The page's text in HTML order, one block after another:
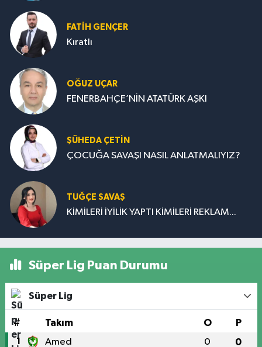
FATIH GENÇER
Kıratlı
OĞUZ UÇAR
FENERBAHÇE’NİN ATATÜRK AŞKI
ŞÜHEDA ÇETİN
ÇOCUĞA SAVAŞI NASIL ANLATMALIYIZ?
TUĞÇE SAVAŞ
KİMİLERİ İYİLİK YAPTI KİMİLERİ REKLAM...
Süper Lig Puan Durumu
Süper Lig
# Takım O P
1 Amed 0 0